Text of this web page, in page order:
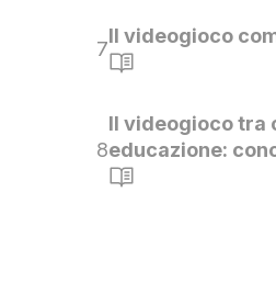
7
Il videogioco
8
Il videogioco tra
educazione: